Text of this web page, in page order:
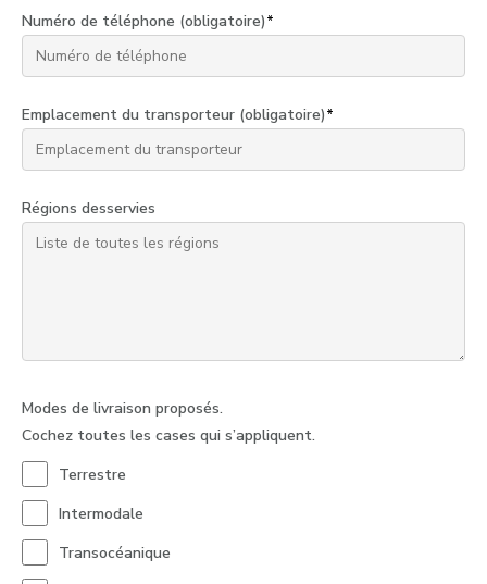
Numéro de téléphone (obligatoire)*
Emplacement du transporteur (obligatoire)*
Régions desservies
Modes de livraison proposés.
Cochez toutes les cases qui s’appliquent.
Terrestre
Intermodale
Transocéanique